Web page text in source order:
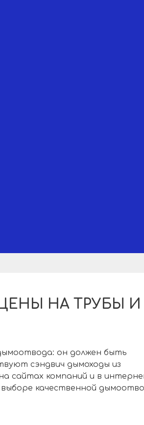
НА ТРУБЫ И
он должен быть
сэндвич дымоходы из
сайтах компаний и в
качественной